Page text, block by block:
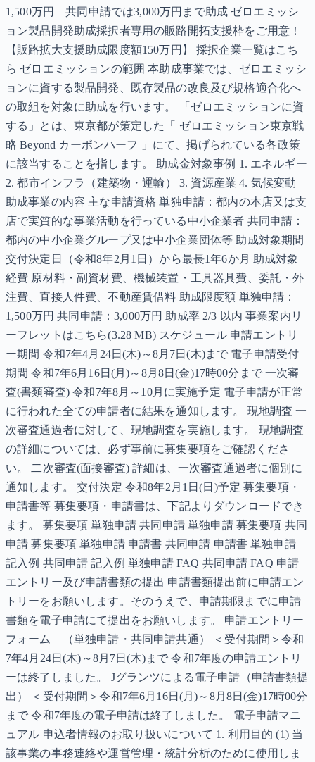
1,500万円 共同申請では3,000万円まで助成 ゼロエミッシ
ョン製品開発助成採択者専用の販路開拓支援枠をご用意！
【販路拡大支援助成限度額150万円】 採択企業一覧はこち
ら ゼロエミッションの範囲 本助成事業では、ゼロエミッシ
ョンに資する製品開発、既存製品の改良及び規格適合化へ
の取組を対象に助成を行います。 「ゼロエミッションに資
する」とは、東京都が策定した「 ゼロエミッション東京戦
略 Beyond カーボンハーフ 」にて、掲げられている各政策
に該当することを指します。 助成金対象事例 1. エネルギー
2. 都市インフラ（建築物・運輸） 3. 資源産業 4. 気候変動
助成事業の内容 主な申請資格 単独申請：都内の本店又は支
店で実質的な事業活動を行っている中小企業者 共同申請：
都内の中小企業グループ又は中小企業団体等 助成対象期間
交付決定日（令和8年2月1日）から最長1年6か月 助成対象
経費 原材料・副資材費、機械装置・工具器具費、委託・外
注費、直接人件費、不動産賃借料 助成限度額 単独申請：
1,500万円 共同申請：3,000万円 助成率 2/3 以内 事業案内リ
ーフレットはこちら(3.28 MB) スケジュール 申請エントリ
ー期間 令和7年4月24日(木)～8月7日(木)まで 電子申請受付
期間 令和7年6月16日(月)～8月8日(金)17時00分まで 一次審
査(書類審査) 令和7年8月～10月に実施予定 電子申請が正常
に行われた全ての申請者に結果を通知します。 現地調査 一
次審査通過者に対して、現地調査を実施します。 現地調査
の詳細については、必ず事前に募集要項をご確認くださ
い。 二次審査(面接審査) 詳細は、一次審査通過者に個別に
通知します。 交付決定 令和8年2月1日(日)予定 募集要項・
申請書等 募集要項・申請書は、下記よりダウンロードでき
ます。 募集要項 単独申請 共同申請 単独申請 募集要項 共同
申請 募集要項 単独申請 申請書 共同申請 申請書 単独申請
記入例 共同申請 記入例 単独申請 FAQ 共同申請 FAQ 申請
エントリー及び申請書類の提出 申請書類提出前に申請エン
トリーをお願いします。そのうえで、申請期限までに申請
書類を電子申請にて提出をお願いします。 申請エントリー
フォーム （単独申請・共同申請共通） ＜受付期間＞令和
7年4月24日(木)～8月7日(木)まで 令和7年度の申請エントリ
ーは終了しました。 Jグランツによる電子申請（申請書類提
出） ＜受付期間＞令和7年6月16日(月)～8月8日(金)17時00分
まで 令和7年度の電子申請は終了しました。 電子申請マニ
ュアル 申込者情報のお取り扱いについて 1. 利用目的 (1) 当
該事業の事務連絡や運営管理・統計分析のために使用しま